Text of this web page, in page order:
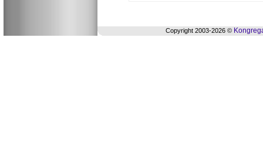
Copyright 2003-2026 ©